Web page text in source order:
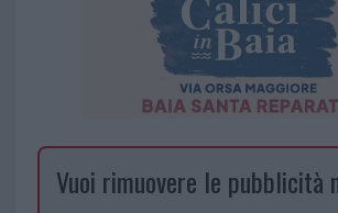
Vuoi rimuovere le pubblicità